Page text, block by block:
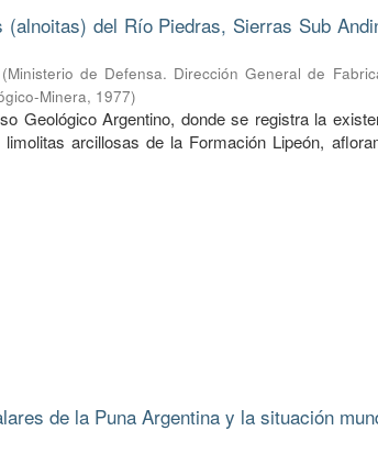
del Río Piedras, Sierras Sub
(Ministerio de Defensa. Dirección General de
Minera, 1977)
Geológico Argentino, donde se registra la
arcillosas de la Formación Lipeón,
de la Puna Argentina y la situación